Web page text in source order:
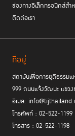
ช่องทางอิเล็กทรอนิกส์ส
ติดต่อเรา
ที่อยู่
สถาบันเพื่อการยุติธรรมแ
999 ถนนแจ้งวัฒนะ แขว
อีเมล:
โทรศัพท์ : 02-522-1199
โทรสาร : 02-522-1198